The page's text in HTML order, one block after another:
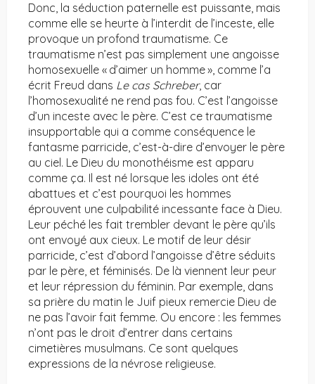
Donc, la séduction paternelle est puissante, mais
comme elle se heurte à l’interdit de l’inceste, elle
provoque un profond traumatisme. Ce
traumatisme n’est pas simplement une angoisse
homosexuelle « d’aimer un homme », comme l’a
écrit Freud dans Le cas Schreber, car
l’homosexualité ne rend pas fou. C’est l’angoisse
d’un inceste avec le père. C’est ce traumatisme
insupportable qui a comme conséquence le
fantasme parricide, c’est-à-dire d’envoyer le père
au ciel. Le Dieu du monothéisme est apparu
comme ça. Il est né lorsque les idoles ont été
abattues et c’est pourquoi les hommes
éprouvent une culpabilité incessante face à Dieu.
Leur péché les fait trembler devant le père qu’ils
ont envoyé aux cieux. Le motif de leur désir
parricide, c’est d’abord l’angoisse d’être séduits
par le père, et féminisés. De là viennent leur peur
et leur répression du féminin. Par exemple, dans
sa prière du matin le Juif pieux remercie Dieu de
ne pas l’avoir fait femme. Ou encore : les femmes
n’ont pas le droit d’entrer dans certains
cimetières musulmans. Ce sont quelques
expressions de la névrose religieuse.